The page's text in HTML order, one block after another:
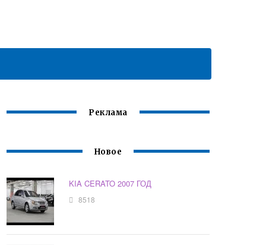
Реклама
Новое
KIA CERATO 2007 ГОД
8518